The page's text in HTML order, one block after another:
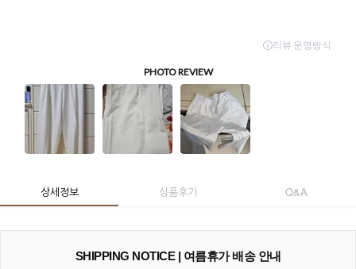
상세정보 상품후기 Q&A
SHIPPING NOTICE | 여름휴가 배송 안내